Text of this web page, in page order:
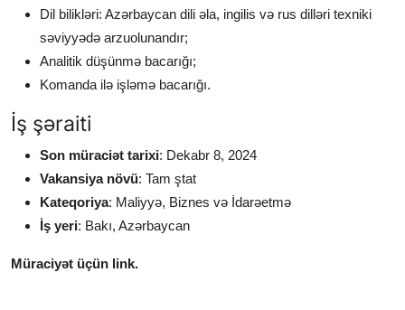
Dil bilikləri: Azərbaycan dili əla, ingilis və rus dilləri texniki
səviyyədə arzuolunandır;
Analitik düşünmə bacarığı;
Komanda ilə işləmə bacarığı.
İş şəraiti
Son müraciət tarixi: Dekabr 8, 2024
Vakansiya növü: Tam ştat
Kateqoriya: Maliyyə, Biznes və İdarəetmə
İş yeri: Bakı, Azərbaycan
Müraciyət üçün link.